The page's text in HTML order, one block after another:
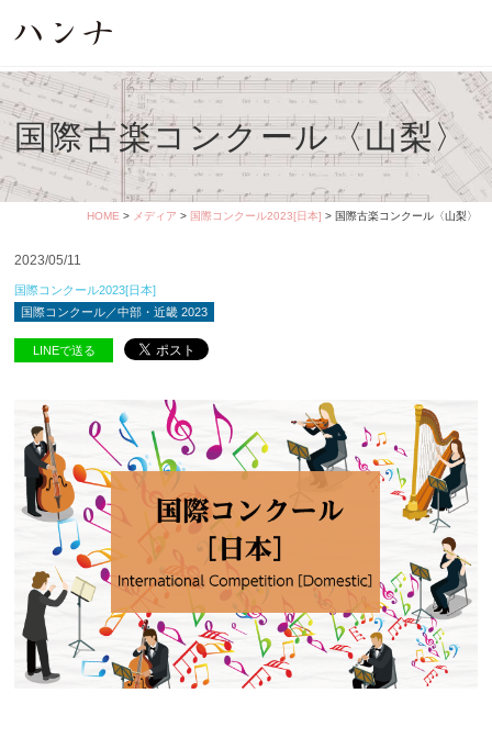
国際古楽コンクール〈山梨〉
HOME > メディア > 国際コンクール2023[日本] > 国際古楽コンクール〈山梨〉
2023/05/11
国際コンクール2023[日本]
国際コンクール／中部・近畿 2023
LINEで送る